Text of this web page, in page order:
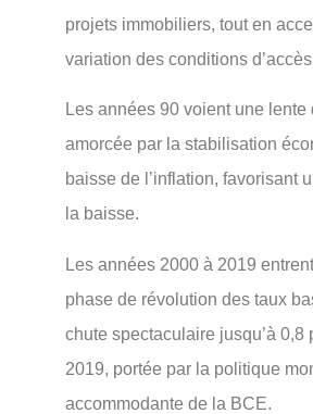
projets immobiliers, tout en
variation des conditions
Les années 90 voient une lente
amorcée par la stabilisation
baisse de l’inflation, favorisant
la baisse.
Les années 2000 à 2019
phase de révolution des taux
chute spectaculaire jusqu’à 0,8
2019, portée par la politique
accommodante de la BCE.